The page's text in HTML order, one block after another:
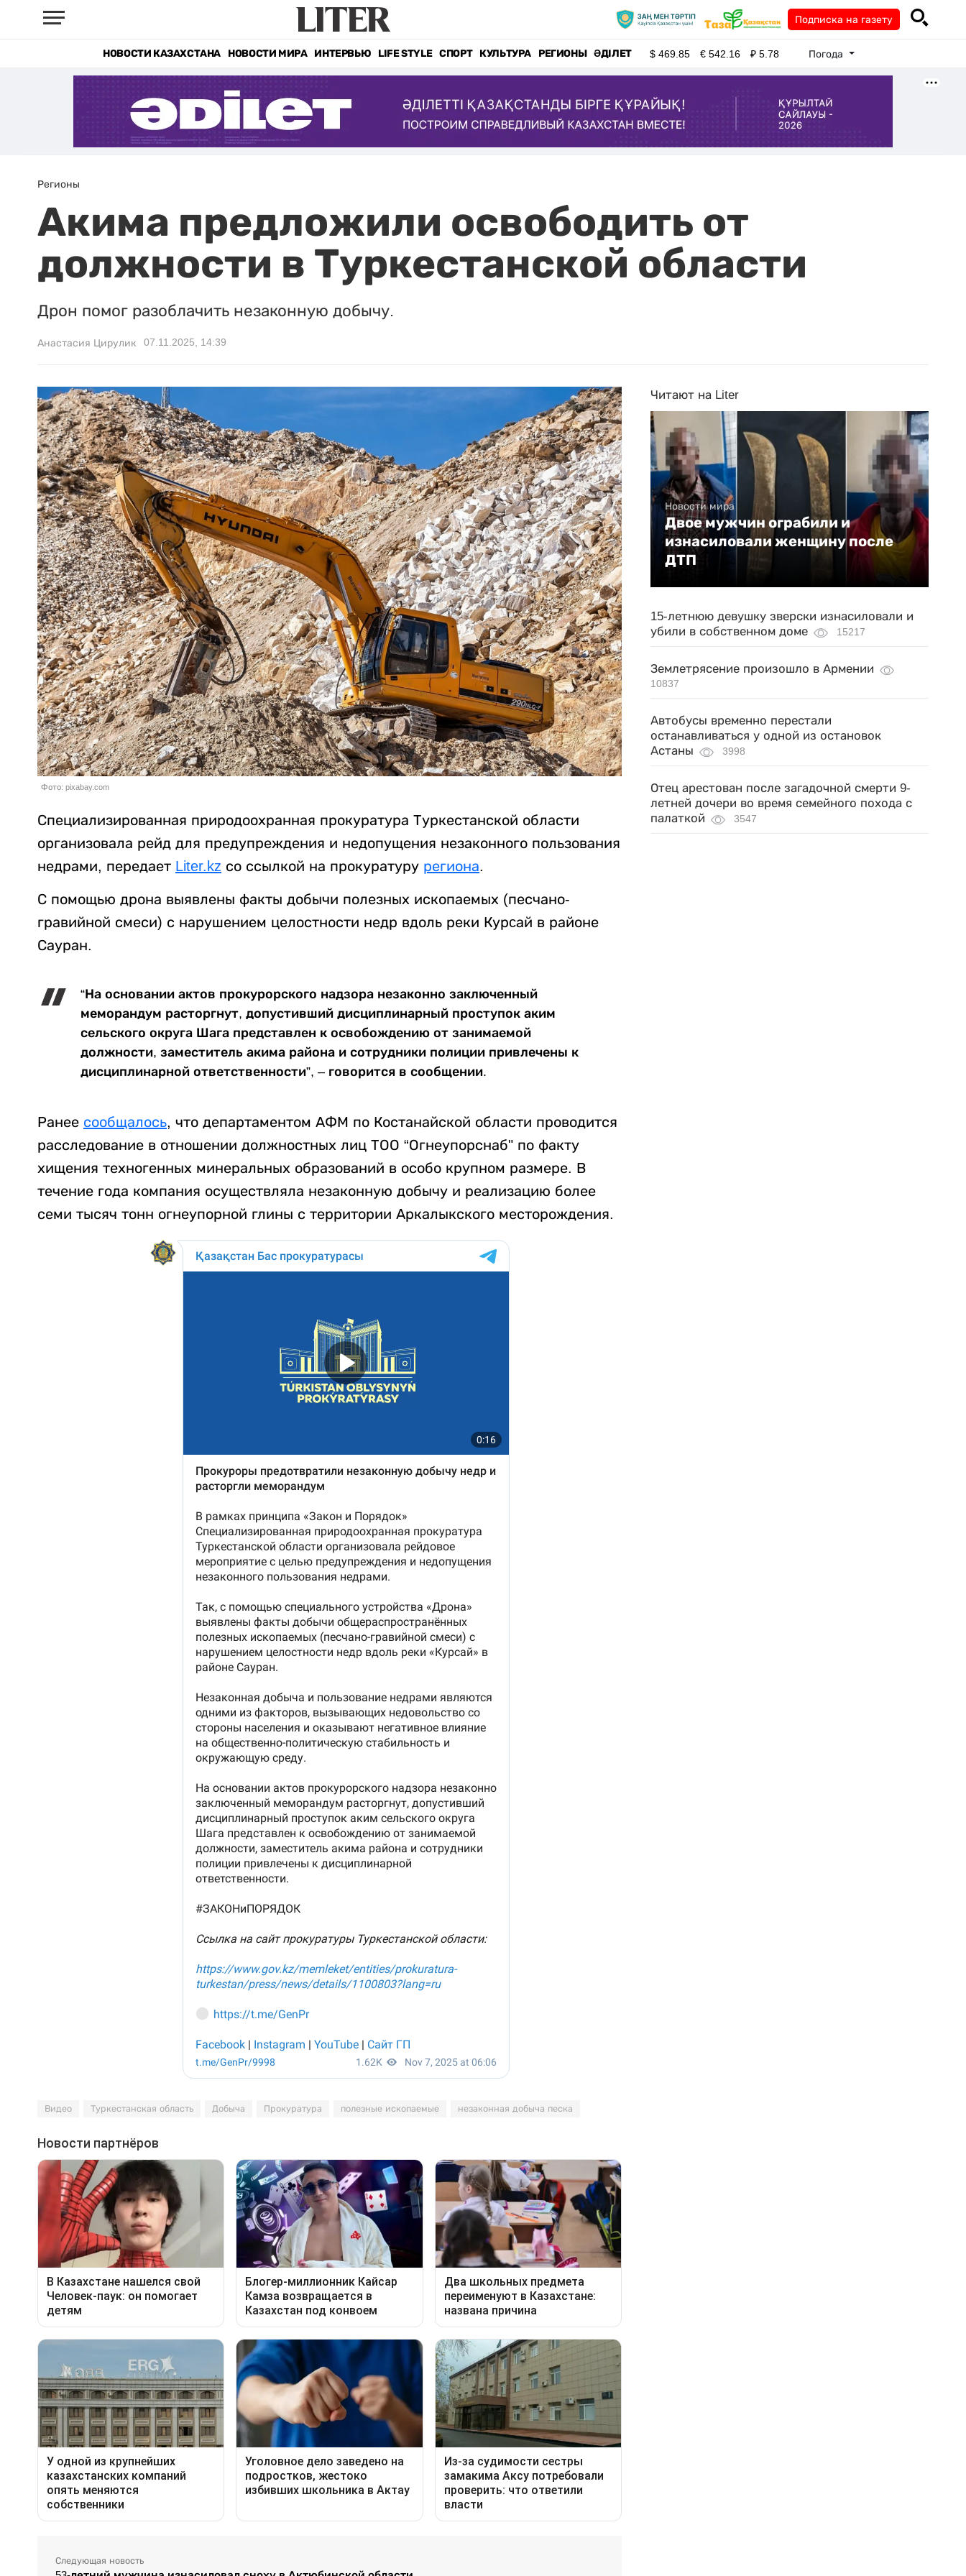
Подписка на газету
НОВОСТИ КАЗАХСТАНА НОВОСТИ МИРА ИНТЕРВЬЮ LIFE STYLE СПОРТ КУЛЬТУРА РЕГИОНЫ ӘДІЛЕТ $469.85 €542.16 ₽5.78 Погода
Регионы
Акима предложили освободить от
должности в Туркестанской области
Дрон помог разоблачить незаконную добычу.
Анастасия Цирулик 07.11.2025, 14:39
Фото: pixabay.com
Специализированная природоохранная прокуратура Туркестанской области
организовала рейд для предупреждения и недопущения незаконного пользования
недрами, передает Liter.kz со ссылкой на прокуратуру региона.
С помощью дрона выявлены факты добычи полезных ископаемых (песчано-
гравийной смеси) с нарушением целостности недр вдоль реки Курcай в районе
Сауран.
“На основании актов прокурорского надзора незаконно заключенный
меморандум расторгнут, допустивший дисциплинарный проступок аким
сельского округа Шага представлен к освобождению от занимаемой
должности, заместитель акима района и сотрудники полиции привлечены к
дисциплинарной ответственности”, – говорится в сообщении.
Ранее сообщалось, что департаментом АФМ по Костанайской области проводится
расследование в отношении должностных лиц ТОО “Огнеупорснаб" по факту
хищения техногенных минеральных образований в особо крупном размере. В
течение года компания осуществляла незаконную добычу и реализацию более
семи тысяч тонн огнеупорной глины с территории Аркалыкского месторождения.
Видео Туркестанская область Добыча Прокуратура полезные ископаемые незаконная добыча песка
Следующая новость
Читают на Liter
Новости мира
Двое мужчин ограбили и
изнасиловали женщину после
ДТП
15-летнюю девушку зверски изнасиловали и
убили в собственном доме
15217
Землетрясение произошло в Армении
10837
Автобусы временно перестали
останавливаться у одной из остановок
Астаны
3998
Отец арестован после загадочной смерти 9-
летней дочери во время семейного похода с
палаткой
3547